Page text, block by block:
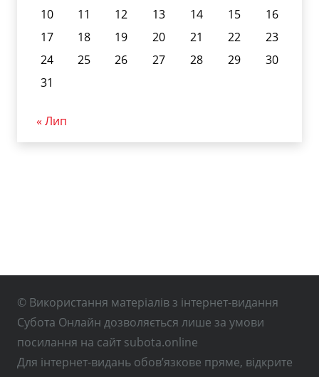
10
11 12 13 14 15
16
17
18 19 20 21 22
23
24
25 26 27 28 29
30
31
« Лип
© Використання матеріалів з інтернет-видання
Субота Онлайн дозволяється лише за умови
посилання на сайт subota.online
Для інтернет-видань обов’язкове пряме, відкрите